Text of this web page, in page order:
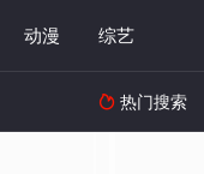
动漫 综艺
 热门搜索